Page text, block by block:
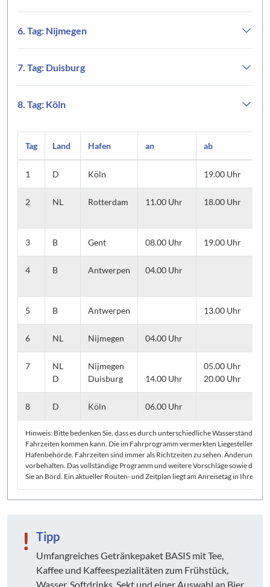
6. Tag: Nijmegen
7. Tag: Duisburg
8. Tag: Köln
Tag Land Hafen an ab
1 D Köln 19.00 Uhr
2 NL Rotterdam 11.00 Uhr 18.00 Uhr
3 B Gent 08.00 Uhr 19.00 Uhr
4 B Antwerpen 04.00 Uhr
5 B Antwerpen 13.00 Uhr
6 NL Nijmegen 04.00 Uhr
7
NL
D
Nijmegen
Duisburg
14.00 Uhr
05.00 Uhr
20.00 Uhr
8 D Köln 06.00 Uhr
Hinweis: Bitte bedenken Sie, dass es durch unterschiedliche Wasserstände
Fahrzeiten kommen kann. Die im Fahrprogramm vermerkten Liegestellen
Hafenbehörde. Fahrzeiten sind immer als Richtzeiten zu sehen. Änderungen
vorbehalten. Das vollständige Programm und weitere Vorschläge sowie die
Sie an Bord. Ein aktueller Routen- und Zeitplan liegt am Anreisetag in Ihrer
! Tipp
Umfangreiches Getränkepaket BASIS mit Tee,
Kaffee und Kaffeespezialitäten zum Frühstück,
Wasser, Softdrinks, Sekt und einer Auswahl an Bier